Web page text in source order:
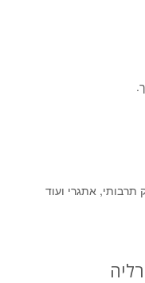
אתגרי ועוד